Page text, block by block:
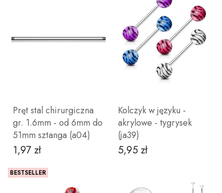
ZOBACZ PRODUKT
Pręt stal chirurgiczna
gr. 1.6mm - od 6mm do
51mm sztanga (a04)
Cena
1,97 zł
Kolczyk w języku -
akrylowe - tygrysek
(ja39)
Cena
5,95 zł
BESTSELLER